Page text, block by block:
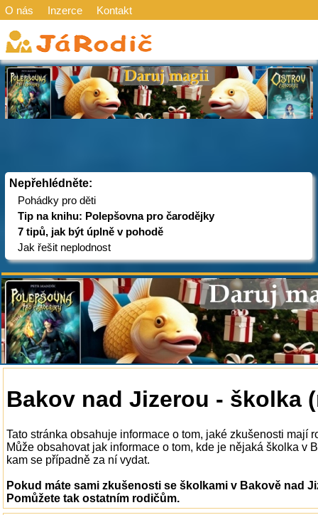
O nás Inzerce Kontakt
Nepřehlédněte:
Pohádky pro děti
Tip na knihu: Polepšovna pro čarodějky
7 tipů, jak být úplně v pohodě
Jak řešit neplodnost
Bakov nad Jizerou - školka
Tato stránka obsahuje informace o tom, jaké zkušenosti mají
Může obsahovat jak informace o tom, kde je nějaká školka v
kam se případně za ní vydat.
Pokud máte sami zkušenosti se školkami v Bakově nad
Pomůžete tak ostatním rodičům.